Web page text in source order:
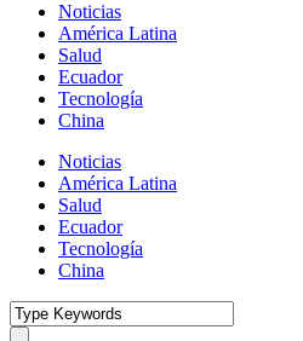
Noticias
América Latina
Salud
Ecuador
Tecnología
China
Noticias
América Latina
Salud
Ecuador
Tecnología
China